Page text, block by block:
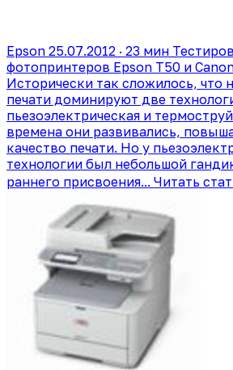
Epson 25.07.2012 · 23 мин
фотопринтеров Epson T50 и
Исторически так сложилось, что
печати доминируют две
пьезоэлектрическая и
времена они развивались,
качество печати. Но у
технологии был небольшой
раннего присвоения... Читать